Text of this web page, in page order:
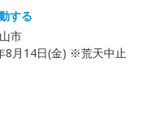
する
市
8月14日(金) ※荒天中止